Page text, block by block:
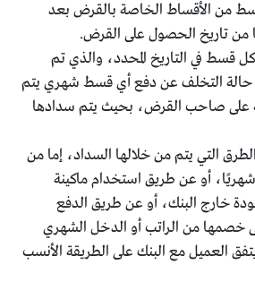
من الأقساط الخاصة بالقرض بعد
قسط في التاريخ المحدد، والذي تم
حالة التخلف عن دفع أي قسط شهري يتم
على صاحب القرض، بحيث يتم سدادها
التي يتم من خلالها السداد، إما من
شهريًا، أو عن طريق استخدام ماكينة
خارج البنك، أو عن طريق الدفع
خصمها من الراتب أو الدخل الشهري
العميل مع البنك على الطريقة الأنسب